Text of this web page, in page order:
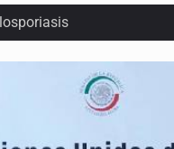
de Jalisco eliminar la
de 32 fosas